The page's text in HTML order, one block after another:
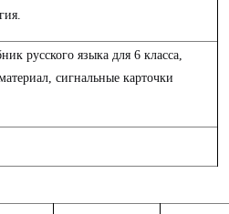
русского языка для 6 класса,
сигнальные карточки